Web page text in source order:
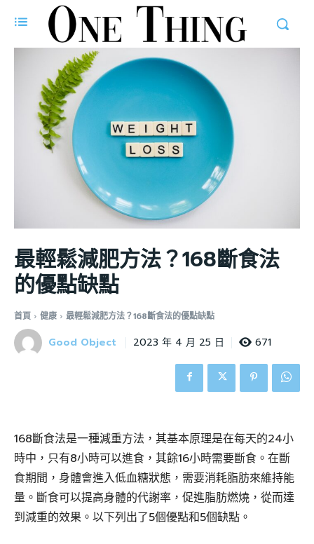
最輕鬆減肥方法？168斷食法
的優點缺點
首頁 健康 最輕鬆減肥方法？168斷食法的優點缺點
Good Object 2023 年 4 月 25 日 671
168斷食法是一種減重方法，其基本原理是在每天的24小
時中，只有8小時可以進食，其餘16小時需要斷食。在斷
食期間，身體會進入低血糖狀態，需要消耗脂肪來維持能
量。斷食可以提高身體的代謝率，促進脂肪燃燒，從而達
到減重的效果。以下列出了5個優點和5個缺點。